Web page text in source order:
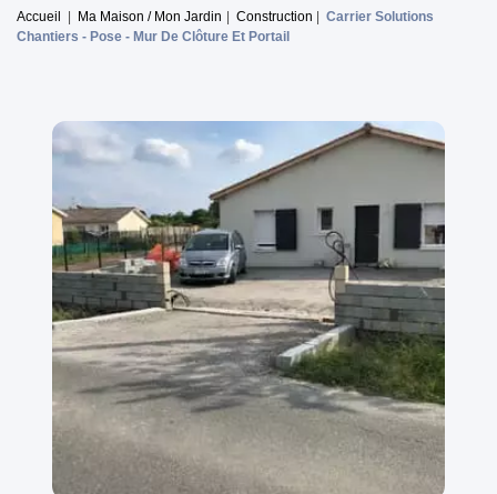
Accueil Ma Maison / Mon Jardin Construction
Carrier Solutions
Chantiers - Pose - Mur De Clôture Et Portail